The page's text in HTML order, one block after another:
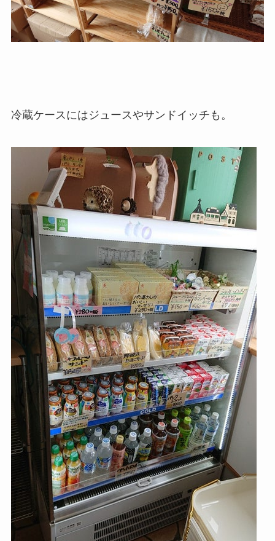
冷蔵ケースにはジュースやサンドイッチも。